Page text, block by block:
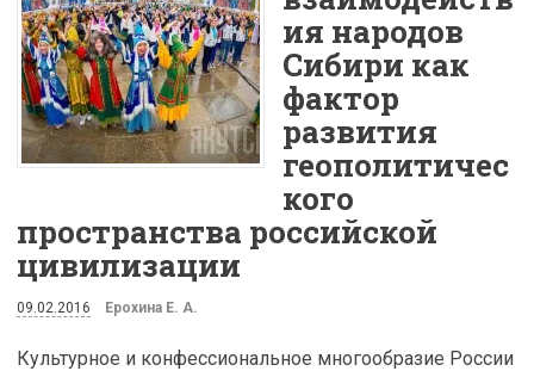
ия народов
Сибири как
фактор
развития
геополитичес
кого
пространства российской
цивилизации
09.02.2016 Ерохина Е. А.
Культурное и конфессиональное многообразие России